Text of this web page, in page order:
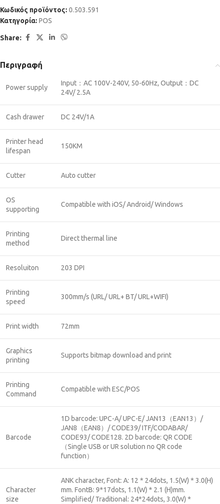
Κωδικός προϊόντος: 0.503.591
Κατηγορία: POS
Share:
Περιγραφή
Power supply
Input：AC 100V-240V, 50-60Hz, Output：DC
24V/ 2.5A
Cash drawer DC 24V/1A
Printer head
lifespan
150KM
Cutter Auto cutter
OS
supporting
Compatible with iOS/ Android/ Windows
Printing
method
Direct thermal line
Resoluiton 203 DPI
Printing
speed
300mm/s (URL/ URL+ BT/ URL+WIFI)
Print width 72mm
Graphics
printing
Supports bitmap download and print
Printing
Command
Compatible with ESC/POS
Barcode
1D barcode: UPC-A/ UPC-E/ JAN13（EAN13）/
JAN8（EAN8）/ CODE39/ ITF/CODABAR/
CODE93/ CODE128. 2D barcode: QR CODE
（Single USB or UR solution no QR code
function）
Character
size
ANK character, Font: A: 12 * 24dots, 1.5(W) * 3.0(H)
mm. FontB: 9*17dots, 1.1(W) * 2.1 (H)mm.
Simplified/ Traditional: 24*24dots, 3.0(W) *